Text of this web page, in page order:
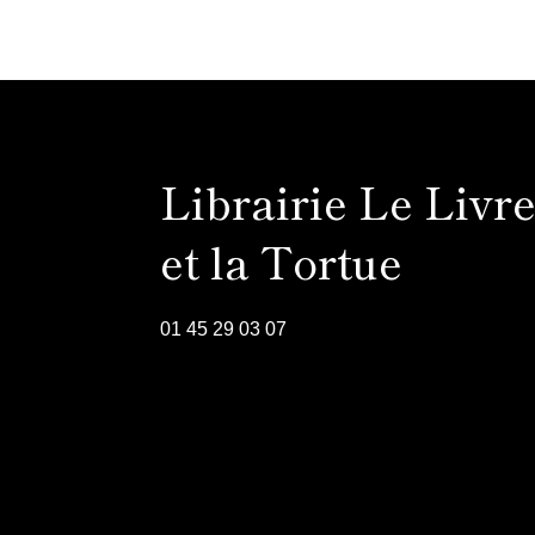
Librairie Le
et la Tortue
01 45 29 03 07